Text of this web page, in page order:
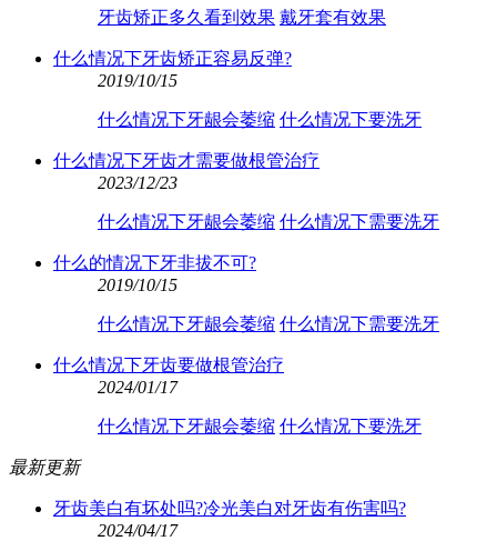
牙齿矫正多久看到效果 戴牙套有效果
什么情况下牙齿矫正容易反弹?
2019/10/15
什么情况下牙龈会萎缩 什么情况下要洗牙
什么情况下牙齿才需要做根管治疗
2023/12/23
什么情况下牙龈会萎缩 什么情况下需要洗牙
什么的情况下牙非拔不可?
2019/10/15
什么情况下牙龈会萎缩 什么情况下需要洗牙
什么情况下牙齿要做根管治疗
2024/01/17
什么情况下牙龈会萎缩 什么情况下要洗牙
最新更新
牙齿美白有坏处吗?冷光美白对牙齿有伤害吗?
2024/04/17